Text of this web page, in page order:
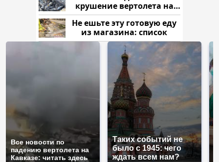
крушение вертолета на
Кавказе: смотреть
Не ешьте эту готовую еду
из магазина: список
Все новости по
падению вертолета на
Кавказе: читать здесь
Таких событий не
было с 1945: чего
ждать всем нам?